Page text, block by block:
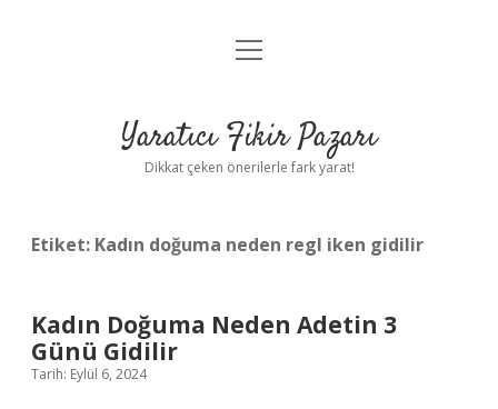
Anasayfa
Yasal Uyarı
menüyü
Yaratıcı Fikir Pazarı
Dikkat çeken önerilerle fark yarat!
Etiket: Kadın doğuma neden regl iken gidilir
Kadın Doğuma Neden Adetin 3
Günü Gidilir
Tarih: Eylül 6, 2024